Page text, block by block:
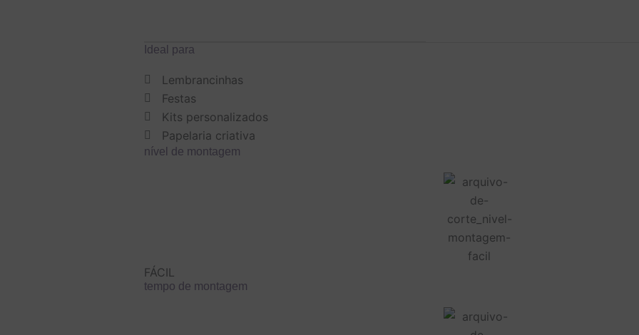
Ideal para
Lembrancinhas
Festas
Kits personalizados
Papelaria criativa
nível de montagem
FÁCIL
tempo de montagem